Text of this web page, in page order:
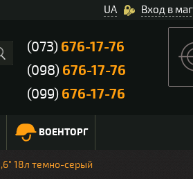
Вход в
UA
(073) 676-17-76
(098) 676-17-76
(099) 676-17-76
ВОЕНТОРГ
18л темно-серый